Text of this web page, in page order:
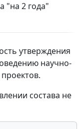
"на 2 года"
утверждения
научно-
состава не